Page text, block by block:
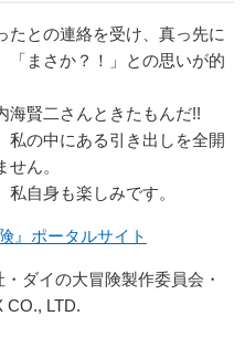
たとの連絡を受け、真っ先に
「まさか？！」との思いが的
海賢二さんときたもんだ!!
私の中にある引き出しを全開
ん。
自身も楽しみです。
』ポータルサイト
ダイの大冒険製作委員会・
CO., LTD.